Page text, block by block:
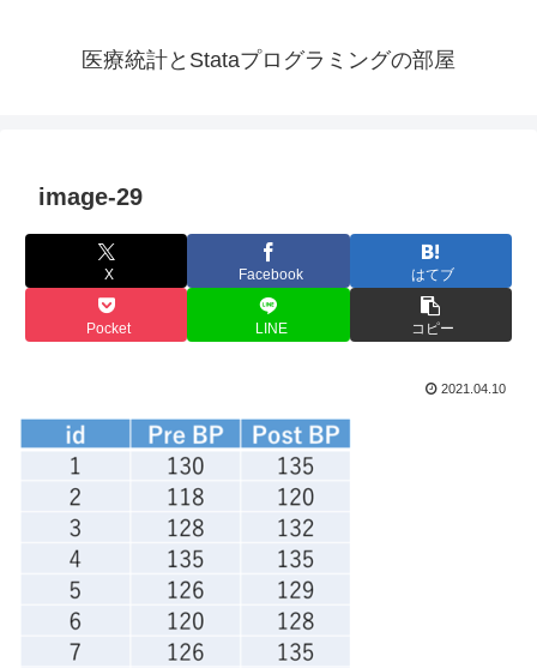
医療統計とStataプログラミングの部屋
image-29
X Facebook はてブ
Pocket LINE コピー
2021.04.10